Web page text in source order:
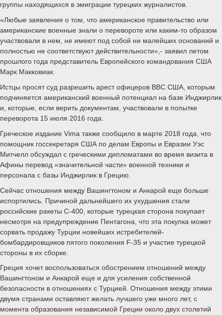
группы находящихся в эмиграции турецких журналистов.
«Любые заявления о том, что американское правительство или
американские военные знали о перевороте или каким-то образом
участвовали в нем, не имеют под собой ни малейших оснований и
полностью не соответствуют действительности»,- заявил летом
прошлого года представитель Европейского командования США
Марк Макковиак.
Истцы просят суд разрешить арест офицеров ВВС США, которым
подчиняется американский военный потенциал на базе Инджирлик
и, которые, если верить документам, участвовали в попытке
переворота 15 июля 2016 года.
Греческое издание Vima также сообщило в марте 2018 года, что
помощник госсекретаря США по делам Европы и Евразии Уэс
Митчелл обсуждал с греческими дипломатами во время визита в
Афины перевод «значительной части» военной техники и
персонала с базы Инджирлик в Грецию.
Сейчас отношения между Вашингтоном и Анкарой еще больше
испортились. Причиной дальнейшего их ухудшения стали
российские ракеты С-400, которые турецкая сторона покупает
несмотря на предупреждение Пентагона, что эта покупка может
сорвать продажу Турции новейших истребителей-
бомбардировщиков пятого поколения F-35 и участие турецкой
стороны в их сборке.
Греция хочет воспользоваться обострением отношений между
Вашингтоном и Анкарой еще и для усиления собственной
безопасности в отношениях с Турцией. Отношения между этими
двумя странами оставляют желать лучшего уже много лет, с
момента образования независимой Греции около двух столетий